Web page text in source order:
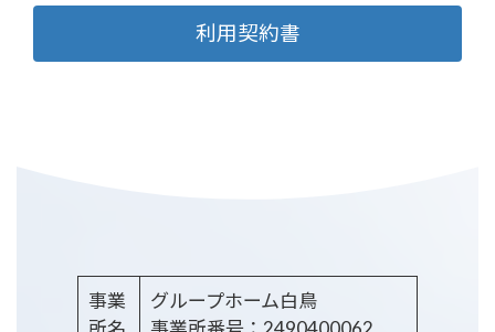
利用契約書
事業
グループホーム白鳥